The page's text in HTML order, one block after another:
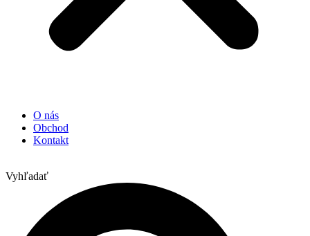
O nás
Obchod
Kontakt
Vyhľadať